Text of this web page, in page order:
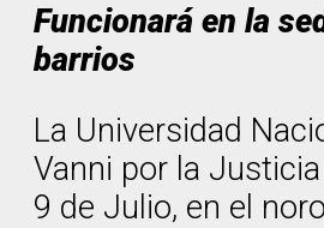
Funcionará en la
barrios
La Universidad
Vanni por la
9 de Julio, en el